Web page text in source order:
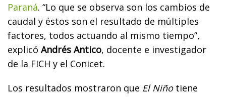
Paraná. “Lo que se observa son los cambios de
caudal y éstos son el resultado de múltiples
factores, todos actuando al mismo tiempo”,
explicó Andrés Antico, docente e investigador
de la FICH y el Conicet.
Los resultados mostraron que El Niñotiene